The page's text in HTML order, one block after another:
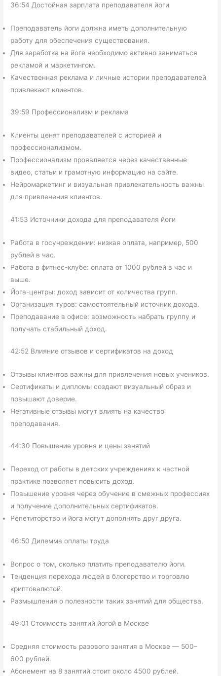
36:54 Достойная зарплата преподавателя йоги
Преподаватель йоги должна иметь дополнительную
работу для обеспечения существования.
Для заработка на йоге необходимо активно заниматься
рекламой и маркетингом.
Качественная реклама и личные истории преподавателей
привлекают клиентов.
39:59 Профессионализм и реклама
Клиенты ценят преподавателей с историей и
профессионализмом.
Профессионализм проявляется через качественные
видео, статьи и грамотную информацию на сайте.
Нейромаркетинг и визуальная привлекательность важны
для привлечения клиентов.
41:53 Источники дохода для преподавателя йоги
Работа в госучреждении: низкая оплата, например, 500
рублей в час.
Работа в фитнес-клубе: оплата от 1000 рублей в час и
выше.
Йога-центры: доход зависит от количества групп.
Организация туров: самостоятельный источник дохода.
Преподавание в офисе: возможность набрать группу и
получать стабильный доход.
42:52 Влияние отзывов и сертификатов на доход
Отзывы клиентов важны для привлечения новых учеников.
Сертификаты и дипломы создают визуальный образ и
повышают доверие.
Негативные отзывы могут влиять на качество
преподавания.
44:30 Повышение уровня и цены занятий
Переход от работы в детских учреждениях к частной
практике позволяет повысить доход.
Повышение уровня через обучение в смежных профессиях
и получение дополнительных сертификатов.
Репетиторство и йога могут дополнять друг друга.
46:50 Дилемма оплаты труда
Вопрос о том, сколько платить преподавателю йоги.
Тенденция перехода людей в блогерство и торговлю
криптовалютой.
Размышления о полезности таких занятий для общества.
49:01 Стоимость занятий йогой в Москве
Средняя стоимость разового занятия в Москве — 500–
600 рублей.
Абонемент на 8 занятий стоит около 4500 рублей.